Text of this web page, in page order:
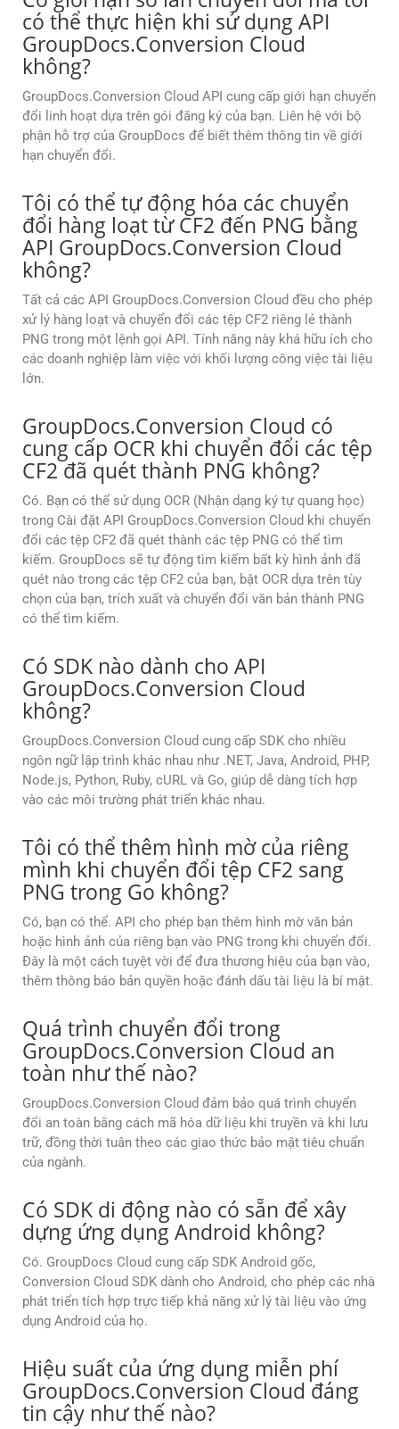
có thể thực hiện khi sử dụng API
GroupDocs.Conversion Cloud
không?
GroupDocs.Conversion Cloud API cung cấp giới hạn chuyển
đổi linh hoạt dựa trên gói đăng ký của bạn. Liên hệ với bộ
phận hỗ trợ của GroupDocs để biết thêm thông tin về giới
hạn chuyển đổi.
Tôi có thể tự động hóa các chuyển
đổi hàng loạt từ CF2 đến PNG bằng
API GroupDocs.Conversion Cloud
không?
Tất cả các API GroupDocs.Conversion Cloud đều cho phép
xử lý hàng loạt và chuyển đổi các tệp CF2 riêng lẻ thành
PNG trong một lệnh gọi API. Tính năng này khá hữu ích cho
các doanh nghiệp làm việc với khối lượng công việc tài liệu
lớn.
GroupDocs.Conversion Cloud có
cung cấp OCR khi chuyển đổi các tệp
CF2 đã quét thành PNG không?
Có. Bạn có thể sử dụng OCR (Nhận dạng ký tự quang học)
trong Cài đặt API GroupDocs.Conversion Cloud khi chuyển
đổi các tệp CF2 đã quét thành các tệp PNG có thể tìm
kiếm. GroupDocs sẽ tự động tìm kiếm bất kỳ hình ảnh đã
quét nào trong các tệp CF2 của bạn, bật OCR dựa trên tùy
chọn của bạn, trích xuất và chuyển đổi văn bản thành PNG
có thể tìm kiếm.
Có SDK nào dành cho API
GroupDocs.Conversion Cloud
không?
GroupDocs.Conversion Cloud cung cấp SDK cho nhiều
ngôn ngữ lập trình khác nhau như .NET, Java, Android, PHP,
Node.js, Python, Ruby, cURL và Go, giúp dễ dàng tích hợp
vào các môi trường phát triển khác nhau.
Tôi có thể thêm hình mờ của riêng
mình khi chuyển đổi tệp CF2 sang
PNG trong Go không?
Có, bạn có thể. API cho phép bạn thêm hình mờ văn bản
hoặc hình ảnh của riêng bạn vào PNG trong khi chuyển đổi.
Đây là một cách tuyệt vời để đưa thương hiệu của bạn vào,
thêm thông báo bản quyền hoặc đánh dấu tài liệu là bí mật.
Quá trình chuyển đổi trong
GroupDocs.Conversion Cloud an
toàn như thế nào?
GroupDocs.Conversion Cloud đảm bảo quá trình chuyển
đổi an toàn bằng cách mã hóa dữ liệu khi truyền và khi lưu
trữ, đồng thời tuân theo các giao thức bảo mật tiêu chuẩn
của ngành.
Có SDK di động nào có sẵn để xây
dựng ứng dụng Android không?
Có. GroupDocs Cloud cung cấp SDK Android gốc,
Conversion Cloud SDK dành cho Android, cho phép các nhà
phát triển tích hợp trực tiếp khả năng xử lý tài liệu vào ứng
dụng Android của họ.
Hiệu suất của ứng dụng miễn phí
GroupDocs.Conversion Cloud đáng
tin cậy như thế nào?